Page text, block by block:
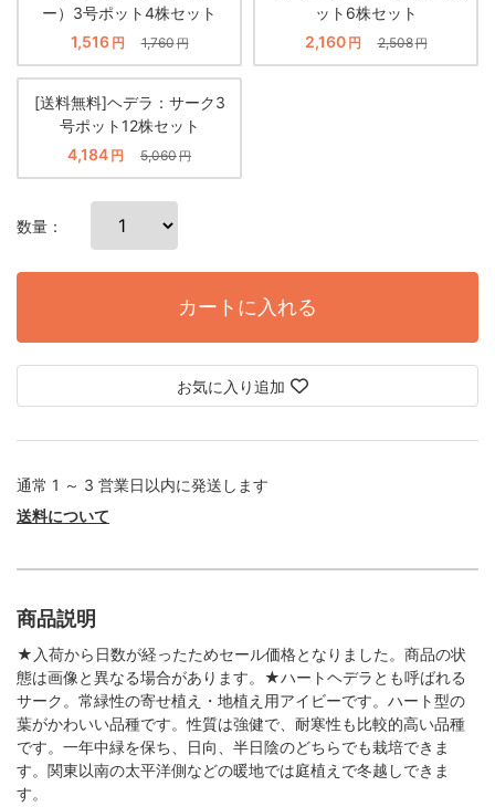
ー）3号ポット4株セット
1,516 円 1,760円
ット6株セット
2,160 円 2,508円
[送料無料]ヘデラ：サーク3
号ポット12株セット
4,184 円 5,060円
数量：
カートに入れる
お気に入り追加
通常 1 ～ 3 営業日以内に発送します
送料について
商品説明
★入荷から日数が経ったためセール価格となりました。商品の状
態は画像と異なる場合があります。★ハートヘデラとも呼ばれる
サーク。常緑性の寄せ植え・地植え用アイビーです。ハート型の
葉がかわいい品種です。性質は強健で、耐寒性も比較的高い品種
です。一年中緑を保ち、日向、半日陰のどちらでも栽培できま
す。関東以南の太平洋側などの暖地では庭植えで冬越しできま
す。